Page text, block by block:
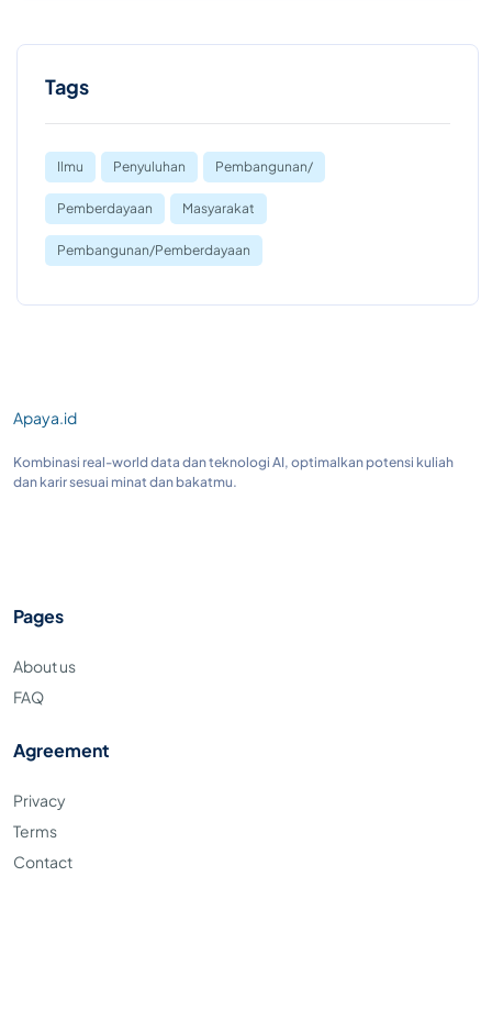
Tags
Ilmu Penyuluhan Pembangunan/
Pemberdayaan Masyarakat
Pembangunan/Pemberdayaan
Apaya.id
Kombinasi real-world data dan teknologi AI, optimalkan potensi kuliah
dan karir sesuai minat dan bakatmu.
Pages
About us
FAQ
Agreement
Privacy
Terms
Contact